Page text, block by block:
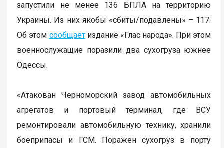
запустили не менее 136 БПЛА на территорию
Украины. Из них якобы «сбиты/подавлены» – 117.
Об этом сообщаетиздание «Глас народа». При этом
военнослужащие поразили два сухогруза южнее
Одессы.
«Атакован Черноморский завод автомобильных
агрегатов и портовый терминал, где ВСУ
ремонтировали автомобильную технику, хранили
боеприпасы и ГСМ. Поражен сухогруз в порту